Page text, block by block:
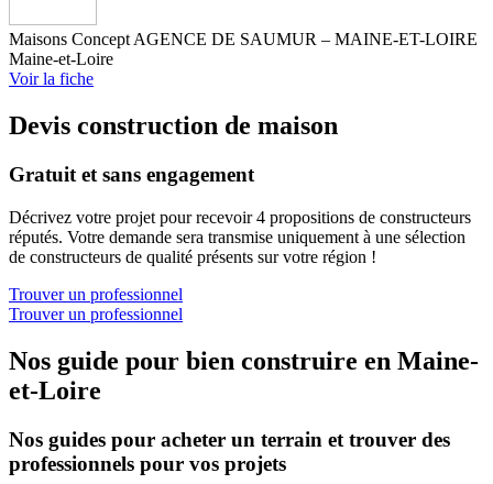
Maisons Concept AGENCE DE SAUMUR – MAINE-ET-LOIRE
Maine-et-Loire
Voir la fiche
Devis construction de maison
Gratuit et sans engagement
Décrivez votre projet pour recevoir 4 propositions de constructeurs
réputés. Votre demande sera transmise uniquement à une sélection
de constructeurs de qualité présents sur votre région !
Trouver un professionnel
Trouver un professionnel
Nos guide pour bien construire en Maine-
et-Loire
Nos guides pour acheter un terrain et trouver des
professionnels pour vos projets